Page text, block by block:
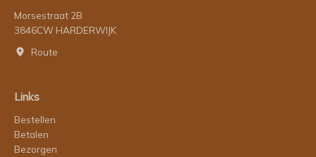
Morsestraat 2B
3846CW HARDERWIJK
Route
Links
Bestellen
Betalen
Bezorgen